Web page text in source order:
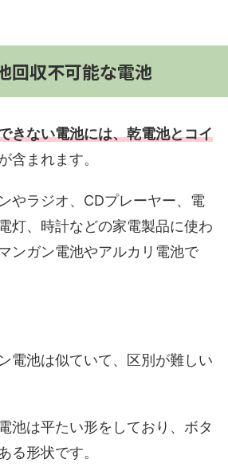
回収不可能な電池
きない電池には、乾電池とコイ
含まれます。
やラジオ、CDプレーヤー、電
灯、時計などの家電製品に使わ
ンガン電池やアルカリ電池で
電池は似ていて、区別が難しい
池は平たい形をしており、ボタ
る形状です。